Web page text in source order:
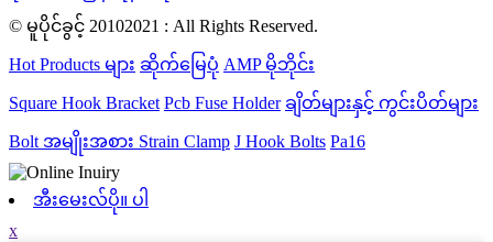
© မူပိုင်ခွင့် 20102021 : All Rights Reserved.
Hot Products များ ဆိုက်မြေပုံ AMP မိုဘိုင်း
Square Hook Bracket Pcb Fuse Holder ချိတ်များနှင့် ကွင်းပိတ်များ
Bolt အမျိုးအစား Strain Clamp J Hook Bolts Pa16
အီးမေးလ်ပို။ ပါ
x